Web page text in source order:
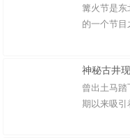
篝火节是东
的一个节目
神秘古井
曾出土马
期以来吸引